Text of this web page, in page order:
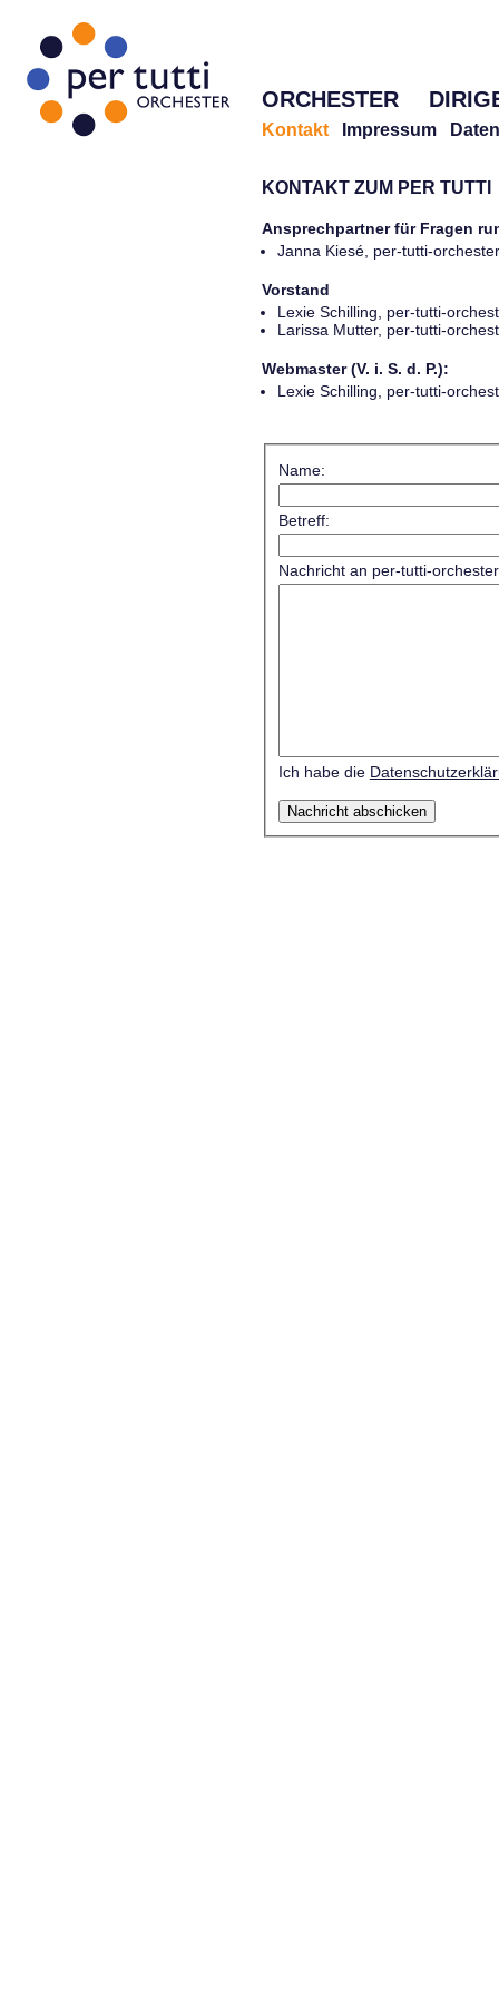
ORCHESTER
Kontakt Impressum
KONTAKT ZUM PER TUTTI
Ansprechpartner für Fragen
Janna Kiesé, per-tutti-
Vorstand
Lexie Schilling, per-tutti-
Larissa Mutter, per-tutti-
Webmaster (V. i. S. d. P.):
Lexie Schilling, per-tutti-
Name:
Betreff:
Nachricht an per-tutti-
Ich habe die